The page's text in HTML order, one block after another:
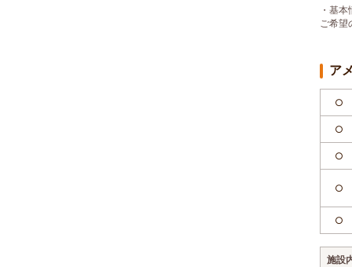
・基
ご希望
ア
○
○
○
○
○
施設